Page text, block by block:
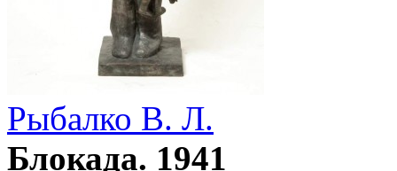
Рыбалко В. Л.
Блокада. 1941